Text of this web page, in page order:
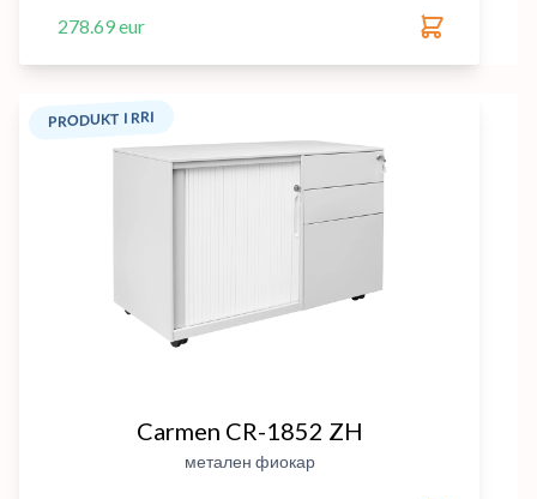
278.69 eur
PRODUKT I RRI
Carmen CR-1852 ZH
метален фиокар